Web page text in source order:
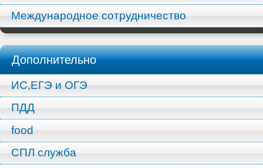
Международное сотрудничество
Дополнительно
ИС,ЕГЭ и ОГЭ
ПДД
food
СПЛ служба